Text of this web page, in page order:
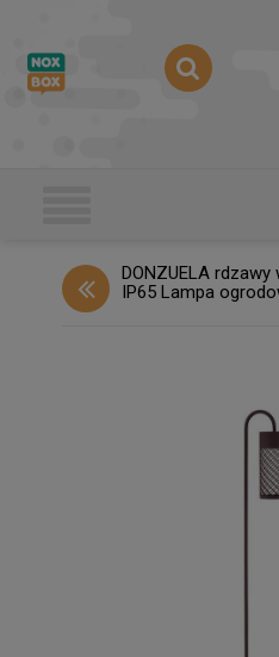
DONZUELA rdzawy
IP65 Lampa